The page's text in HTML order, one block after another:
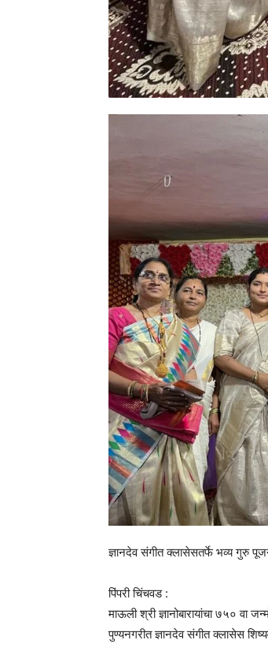
ज्ञानदेव संगीत क्लासेसतर्फे भव्य गुरु
पिंपरी चिंचवड :
माऊली श्री ज्ञानोबारायांचा ७५०
पुण्यनगरीत ज्ञानदेव संगीत क्लासेस